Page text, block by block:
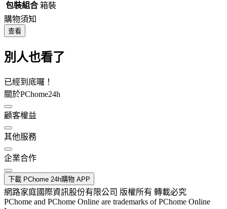
包裝組合 箱裝
購物須知
查看
別人也看了
已經到底囉！
關於PChome24h
顧客權益
其他服務
企業合作
下載 PChome 24h購物 APP
網路家庭國際資訊股份有限公司 版權所有 轉載必究
PChome and PChome Online are trademarks of PChome Online